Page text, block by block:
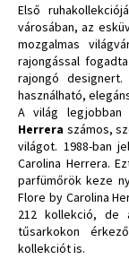
Első
városában, az
mozgalmas
rajongással
rajongó
használható,
A világ
Herrera számos,
világot. 1988-ban
Carolina Herrera.
parfümőrök keze
Flore by Carolina
212 kollekció, de
tűsarkokon
kollekciót is.